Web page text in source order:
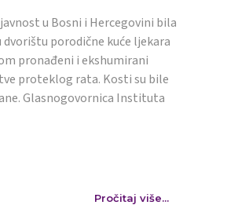
u Bosni i Hercegovini bila
dvorištu porodične kuće ljekara
pronađeni i ekshumirani
proteklog rata. Kosti su bile
Glasnogovornica Instituta
Pročitaj više...